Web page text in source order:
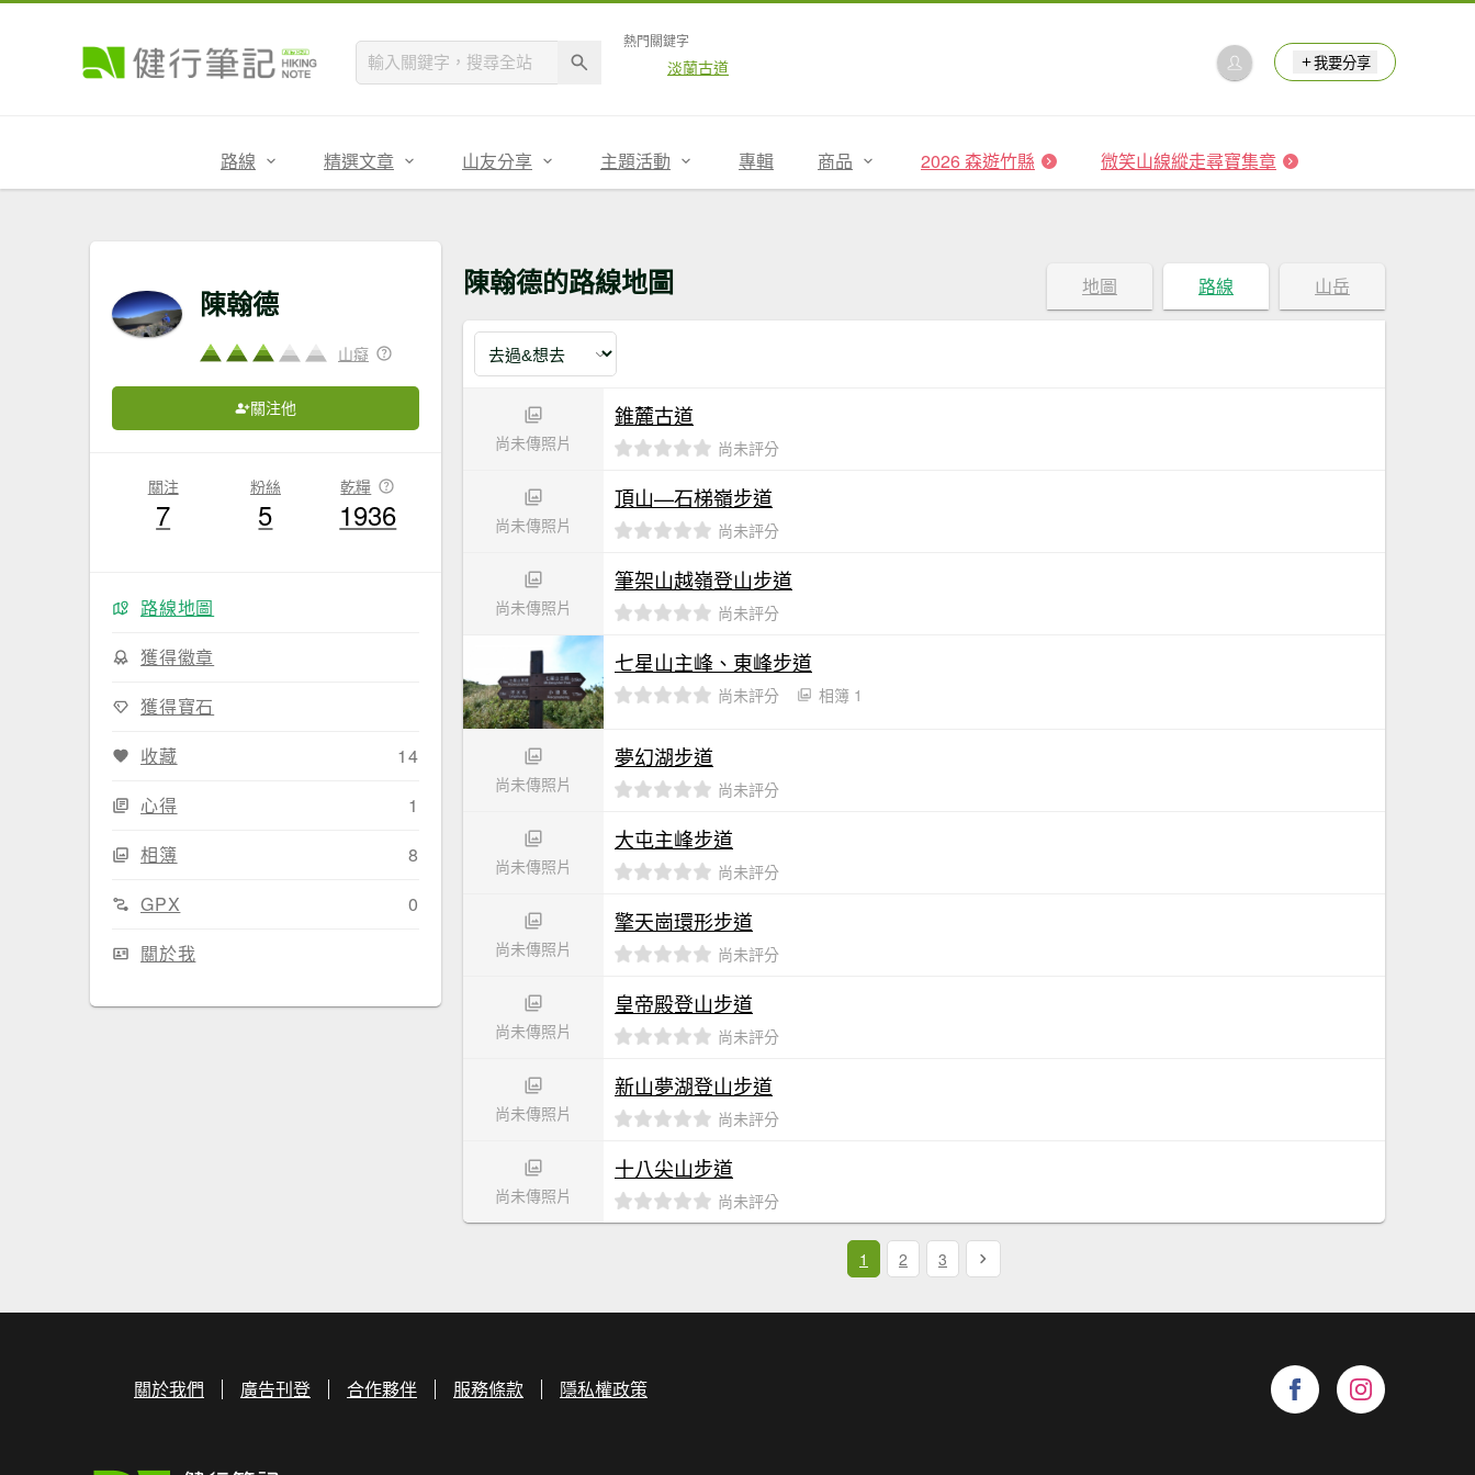
熱門關鍵字
淡蘭古道 我要分享
路線 精選文章 山友分享 主題活動 專輯 商品 2026 森遊竹縣 微笑山線縱走尋寶集章
陳翰德
山癡
關注他
關注
7
粉絲
5
乾糧
1936
路線地圖
獲得徽章
獲得寶石
收藏
14
心得
1
相簿
8
GPX
0
關於我
陳翰德的路線地圖 地圖 路線 山岳
尚未傳照片
錐麓古道
尚未評分
尚未傳照片
頂山—石梯嶺步道
尚未評分
尚未傳照片
筆架山越嶺登山步道
尚未評分
七星山主峰、東峰步道
尚未評分 相簿 1
尚未傳照片
夢幻湖步道
尚未評分
尚未傳照片
大屯主峰步道
尚未評分
尚未傳照片
擎天崗環形步道
尚未評分
尚未傳照片
皇帝殿登山步道
尚未評分
尚未傳照片
新山夢湖登山步道
尚未評分
尚未傳照片
十八尖山步道
尚未評分
1 2 3
關於我們 廣告刊登 合作夥伴 服務條款 隱私權政策